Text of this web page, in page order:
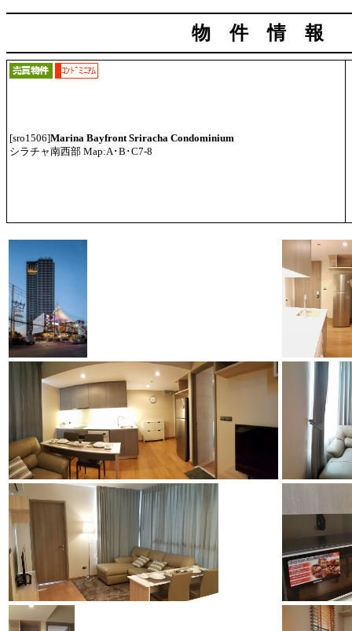
物 件 情 報
[sro1506]Marina Bayfront Sriracha Condominium
シラチャ南西部 Map:A･B･C7-8